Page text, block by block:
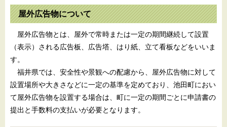
屋外広告物について
屋外広告物とは、屋外で常時または一定の期間継続して設置
（表示）される広告板、広告塔、はり紙、立て看板などをいいま
す。
福井県では、安全性や景観への配慮から、屋外広告物に対して
設置場所や大きさなどに一定の基準を定めており、池田町におい
て屋外広告物を設置する場合は、町に一定の期間ごとに申請書の
提出と手数料の支払いが必要となります。